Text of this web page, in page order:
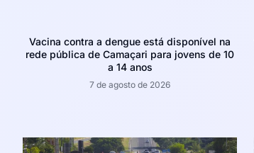
Vacina contra a dengue está disponível na
rede pública de Camaçari para jovens de 10
a 14 anos
7 de agosto de 2026